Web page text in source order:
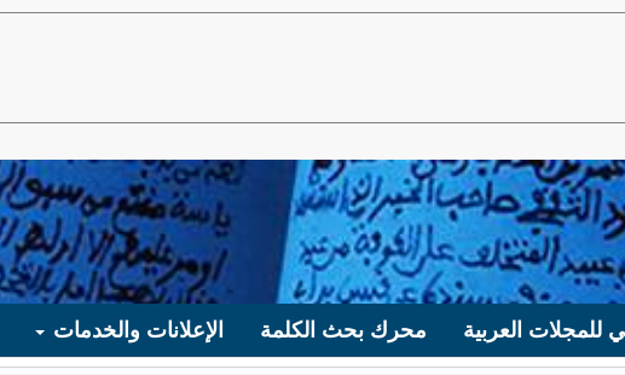
للمجلات العربية محرك بحث الكلمة الإعلانات والخدمات